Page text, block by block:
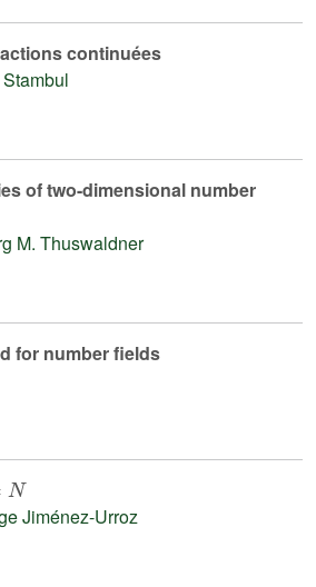
continuées
of two-dimensional number
M. Thuswaldner
for number fields
Jiménez-Urroz